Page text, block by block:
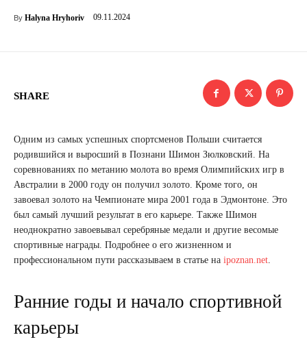
By Halyna Hryhoriv 09.11.2024
SHARE
Одним из самых успешных спортсменов Польши считается
родившийся и выросший в Познани Шимон Зюлковский. На
соревнованиях по метанию молота во время Олимпийских игр в
Австралии в 2000 году он получил золото. Кроме того, он
завоевал золото на Чемпионате мира 2001 года в Эдмонтоне. Это
был самый лучший результат в его карьере. Также Шимон
неоднократно завоевывал серебряные медали и другие весомые
спортивные награды. Подробнее о его жизненном и
профессиональном пути рассказываем в статье на ipoznan.net.
Ранние годы и начало спортивной
карьеры